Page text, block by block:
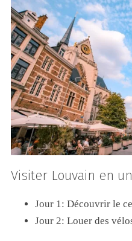
Visiter Louvain en
Jour 1: Découvrir le
Jour 2: Louer des